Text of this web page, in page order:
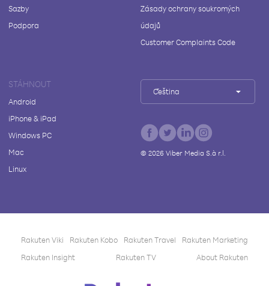
Sazby
Podpora
Zásady ochrany soukromých
údajů
Customer Complaints Code
STÁHNOUT
Android
iPhone & iPad
Windows PC
Mac
Linux
Čeština
© 2026Viber Media S.à r.l.
Rakuten Viki Rakuten Kobo Rakuten Travel
Rakuten Marketing
Rakuten Insight
Rakuten TV About Rakuten